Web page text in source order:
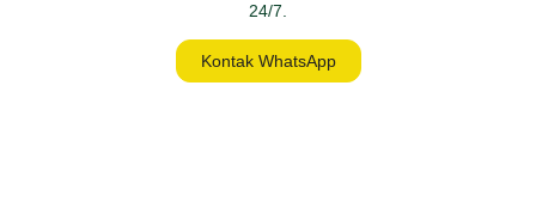
24/7.
Kontak WhatsApp